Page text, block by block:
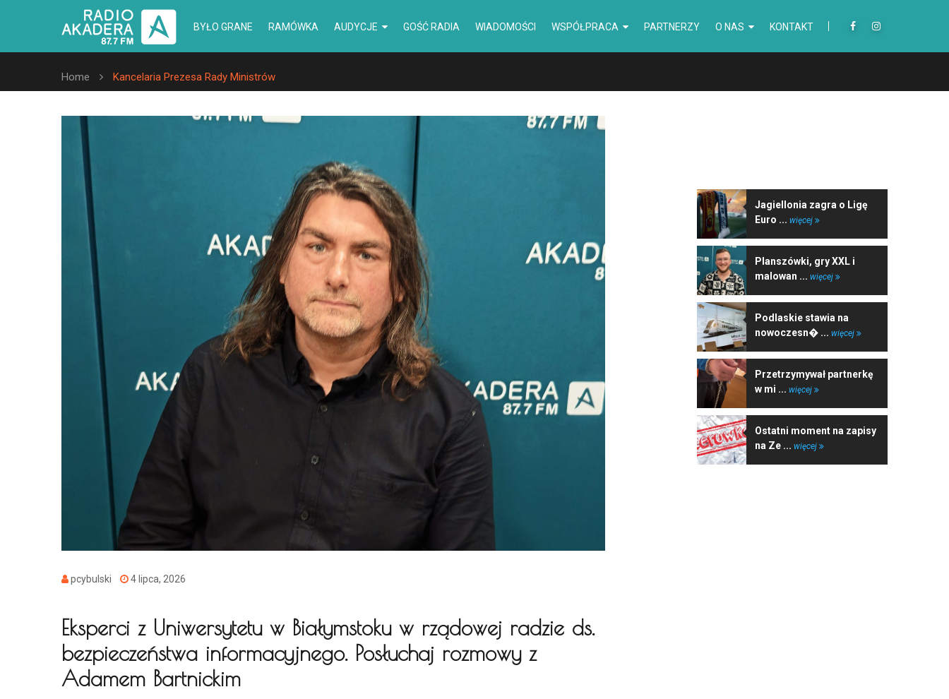
BYŁO GRANE RAMÓWKA AUDYCJE GOŚĆ RADIA WIADOMOŚCI WSPÓŁPRACA PARTNERZY O NAS KONTAKT
Home Kancelaria Prezesa Rady Ministrów
pcybulski 4 lipca, 2026
Eksperci z Uniwersytetu w Białymstoku w rządowej radzie ds.
bezpieczeństwa informacyjnego. Posłuchaj rozmowy z
Adamem Bartnickim
Jagiellonia zagra o Ligę
Euro ... więcej
Planszówki, gry XXL i
malowan ... więcej
Podlaskie stawia na
nowoczesn� ... więcej
Przetrzymywał partnerkę
w mi ... więcej
Ostatni moment na zapisy
na Ze ... więcej